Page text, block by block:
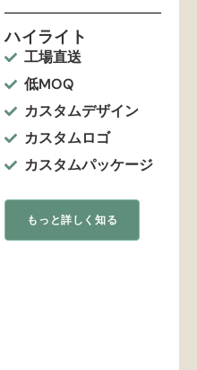
ハイライト
工場直送
低MOQ
カスタムデザイン
カスタムロゴ
カスタムパッケージ
もっと詳しく知る